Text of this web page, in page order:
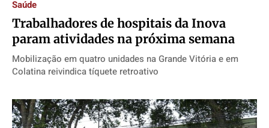
Saúde
Trabalhadores de hospitais da Inova
param atividades na próxima semana
Mobilização em quatro unidades na Grande Vitória e em
Colatina reivindica tíquete retroativo